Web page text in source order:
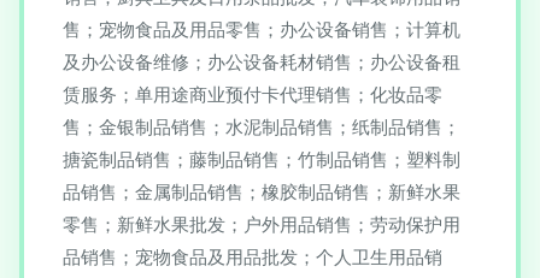
售；宠物食品及用品零售；办公设备销售；计算机
及办公设备维修；办公设备耗材销售；办公设备租
赁服务；单用途商业预付卡代理销售；化妆品零
售；金银制品销售；水泥制品销售；纸制品销售；
搪瓷制品销售；藤制品销售；竹制品销售；塑料制
品销售；金属制品销售；橡胶制品销售；新鲜水果
零售；新鲜水果批发；户外用品销售；劳动保护用
品销售；宠物食品及用品批发；个人卫生用品销